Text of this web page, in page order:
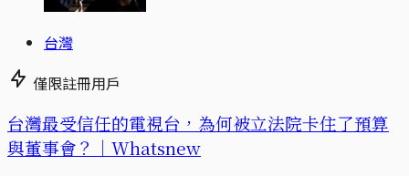
台灣
僅限註冊用戶
台灣最受信任的電視台，為何被立法院卡住了預算
與董事會？｜Whatsnew